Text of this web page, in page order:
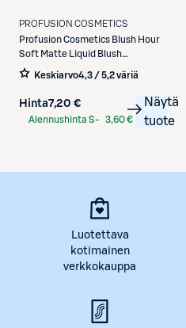
PROFUSION COSMETICS
Profusion Cosmetics Blush Hour
Soft Matte Liquid Blush
nestemäinen poskipuna 6 ml
Keskiarvo4,3 / 5,2 väriä
Hinta7,20 €
Alennushinta S- 3,60 €
Näytä
tuote
Luotettava
kotimainen
verkkokauppa